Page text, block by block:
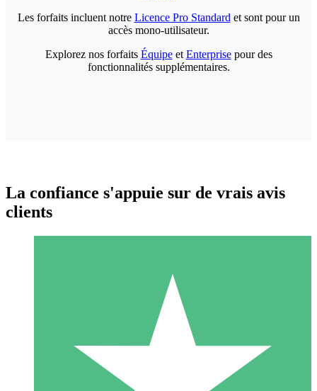
Packs de Crédits Individuels
Payez à l'utilisation avec des crédits de téléchargement. Sans
Les forfaits incluent notre Licence Pro Standard et sont pour un
accès mono-utilisateur.
Explorez nos forfaits Équipeet Enterprisepour des
fonctionnalités supplémentaires.
La confiance s'appuie sur de vrais avis
clients